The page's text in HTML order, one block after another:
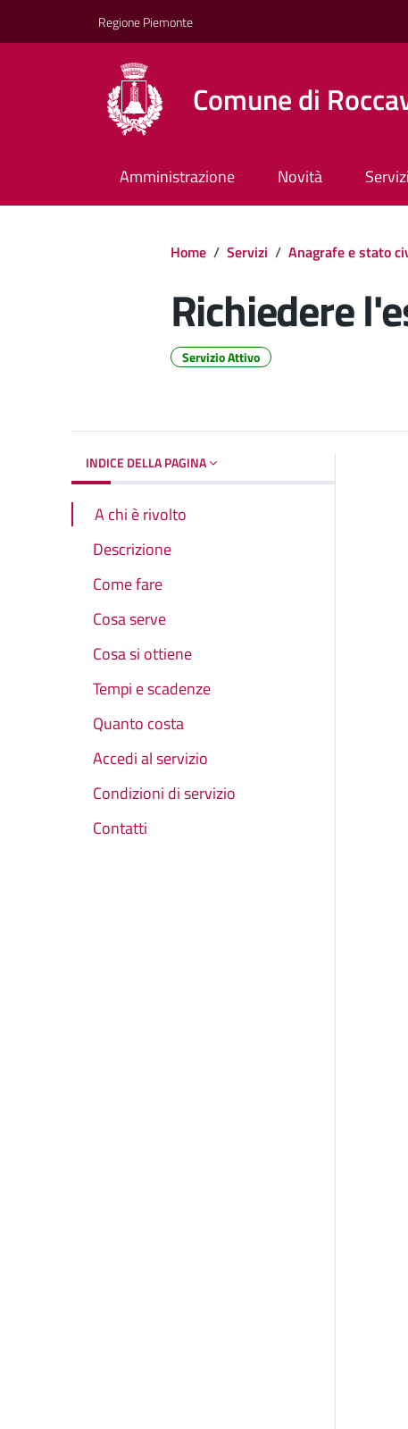
Regione Piemonte
Comune di
Amministrazione Novità Servizi
Home / Servizi / Anagrafe e stato
Richiedere
Servizio Attivo
INDICE DELLA PAGINA
A chi è rivolto
Descrizione
Come fare
Cosa serve
Cosa si ottiene
Tempi e scadenze
Quanto costa
Accedi al servizio
Condizioni di servizio
Contatti